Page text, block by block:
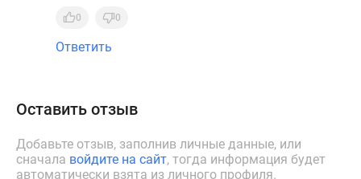
0 0
Ответить
Оставить отзыв
Добавьте отзыв, заполнив личные данные, или
сначала войдите на сайт, тогда информация будет
автоматически взята из личного профиля.